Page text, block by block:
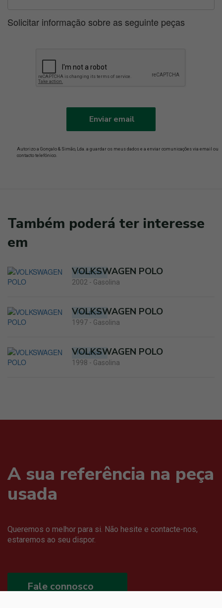
Solicitar informação sobre as seguinte peças
Enviar email
Autorizo a Gonçalo & Simão, Lda. a guardar os meus dados e a enviar comunicações via email ou
contacto telefónico.
Também poderá ter interesse
em
Para peças
VOLKSWAGEN POLO
2002 - Gasolina
Para peças
VOLKSWAGEN POLO
1997 - Gasolina
Para peças
VOLKSWAGEN POLO
1998 - Gasolina
A sua referência na peça
usada
Queremos o melhor para si. Não hesite e contacte-nos,
estaremos ao seu dispor.
Fale connosco